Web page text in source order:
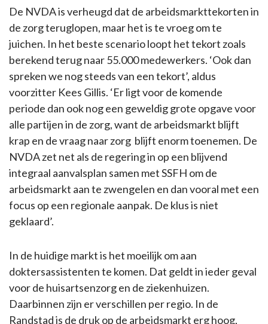
De NVDA is verheugd dat de arbeidsmarkttekorten in
de zorg teruglopen, maar het is te vroeg om te
juichen. In het beste scenario loopt het tekort zoals
berekend terug naar 55.000 medewerkers. ‘Ook dan
spreken we nog steeds van een tekort’, aldus
voorzitter Kees Gillis. ‘Er ligt voor de komende
periode dan ook nog een geweldig grote opgave voor
alle partijen in de zorg, want de arbeidsmarkt blijft
krap en de vraag naar zorg blijft enorm toenemen. De
NVDA zet net als de regering in op een blijvend
integraal aanvalsplan samen met SSFH om de
arbeidsmarkt aan te zwengelen en dan vooral met een
focus op een regionale aanpak. De klus is niet
geklaard’.
In de huidige markt is het moeilijk om aan
doktersassistenten te komen. Dat geldt in ieder geval
voor de huisartsenzorg en de ziekenhuizen.
Daarbinnen zijn er verschillen per regio. In de
Randstad is de druk op de arbeidsmarkt erg hoog,